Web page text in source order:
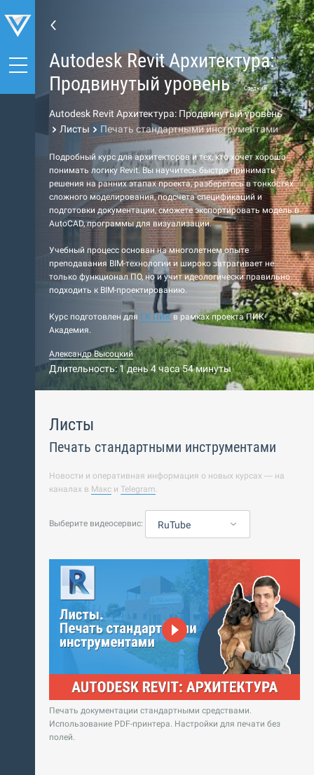
Autodesk Revit Архитектура:
Продвинутый уровень
Средний
Autodesk Revit Архитектура: Продвинутый уровень
Листы
Печать стандартными инструментами
Подробный курс для архитекторов и тех, кто хочет хорошо
понимать логику Revit. Вы научитесь быстро принимать
решения на ранних этапах проекта, разберетесь в тонкостях
сложного моделирования, подсчета спецификаций и
подготовки документации, сможете экспортировать модель в
AutoCAD, программы для визуализации.
Учебный процесс основан на многолетнем опыте
преподавания BIM-технологии и широко затрагивает не
только функционал ПО, но и учит идеологически правильно
подходить к BIM-проектированию.
Курс подготовлен для ГК ПИК в рамках проекта ПИК-
Академия.
Александр Высоцкий
Длительность: 1 день 4 часа 54 минуты
Листы
Печать стандартными инструментами
Новости и оперативная информация о новых курсах — на
каналах в Макс и Telegram.
Выберите видеосервис: RuTube
Печать документации стандартными средствами.
Использование PDF-принтера. Настройки для печати без
полей.